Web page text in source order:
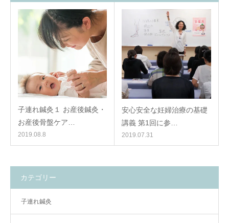
子連れ鍼灸１ お産後鍼灸・
お産後骨盤ケア…
2019.08.8
安心安全な妊婦治療の基礎
講義 第1回に参…
2019.07.31
カテゴリー
子連れ鍼灸